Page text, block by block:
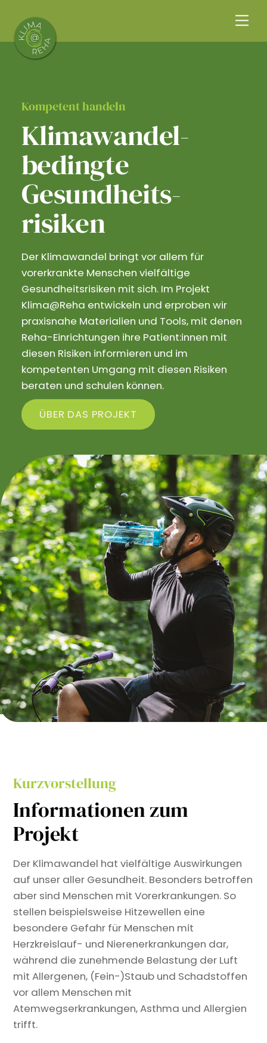
content
Kompetent handeln
Klimawandel­
bedingte
Gesundheits­
risiken
Der Klimawandel bringt vor allem für
vorerkrankte Menschen vielfältige
Gesundheitsrisiken mit sich. Im Projekt
Klima@Reha entwickeln und erproben wir
praxisnahe Materialien und Tools, mit denen
Reha-Einrichtungen ihre Patient:innen mit
diesen Risiken informieren und im
kompetenten Umgang mit diesen Risiken
beraten und schulen können.
ÜBER DAS PROJEKT
Kurzvorstellung
Informationen zum
Projekt
Der Klimawandel hat vielfältige Auswirkungen
auf unser aller Gesundheit. Besonders betroffen
aber sind Menschen mit Vorerkrankungen. So
stellen beispielsweise Hitzewellen eine
besondere Gefahr für Menschen mit
Herzkreislauf- und Nierenerkrankungen dar,
während die zunehmende Belastung der Luft
mit Allergenen, (Fein-)Staub und Schadstoffen
vor allem Menschen mit
Atemwegserkrankungen, Asthma und Allergien
trifft.